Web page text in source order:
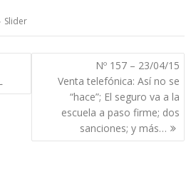
Slider
Nº 157 – 23/04/15
Venta telefónica: Así no se
“hace”; El seguro va a la
escuela a paso firme; dos
sanciones; y más…